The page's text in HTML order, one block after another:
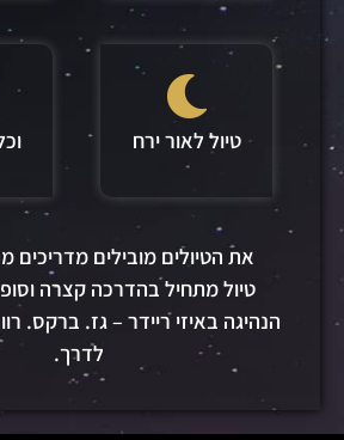
טיול לאור ירח
את הטיולים מובילים מדריכים
טיול מתחיל בהדרכה קצרה
הנהיגה באיזי ריידר –גז. ברקס.
לדרך.